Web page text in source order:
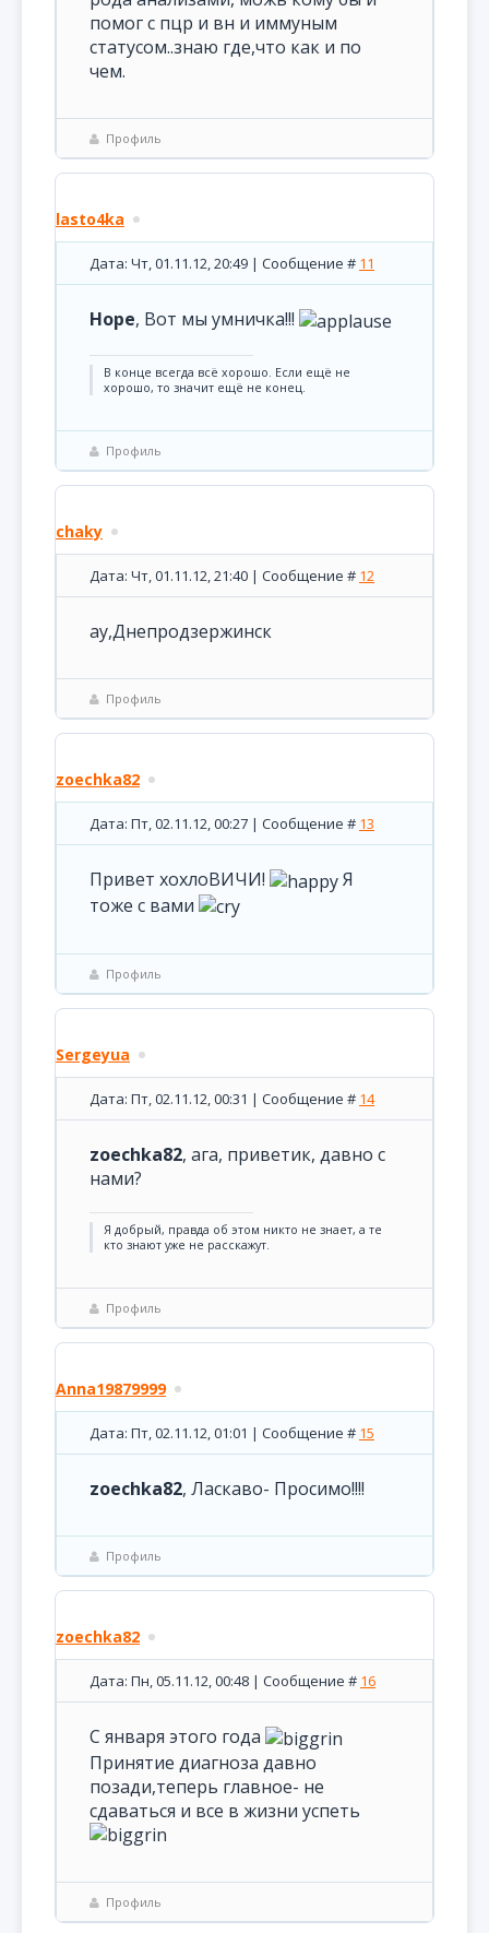
помог с пцр и вн и иммуным
статусом..знаю где,что как и по
чем.
Профиль
lasto4ka
Дата: Чт, 01.11.12, 20:49 | Сообщение # 11
Hope, Вот мы умничка!!!
В конце всегда всё хорошо. Если ещё не
хорошо, то значит ещё не конец.
Профиль
chaky
Дата: Чт, 01.11.12, 21:40 | Сообщение # 12
ау,Днепродзержинск
Профиль
zoechka82
Дата: Пт, 02.11.12, 00:27 | Сообщение # 13
Привет хохлоВИЧИ!
Я
тоже с вами
Профиль
Sergeyua
Дата: Пт, 02.11.12, 00:31 | Сообщение # 14
zoechka82, ага, приветик, давно с
нами?
Я добрый, правда об этом никто не знает, а те
кто знают уже не расскажут.
Профиль
Anna19879999
Дата: Пт, 02.11.12, 01:01 | Сообщение # 15
zoechka82, Ласкаво- Просимо!!!!
Профиль
zoechka82
Дата: Пн, 05.11.12, 00:48 | Сообщение # 16
С января этого года
Принятие диагноза давно
позади,теперь главное- не
сдаваться и все в жизни успеть
Профиль